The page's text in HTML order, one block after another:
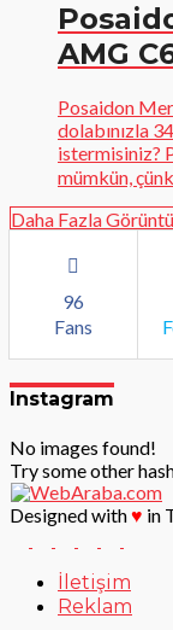
AMG
Posaidon
dolabınızla
istermisiniz?
mümkün,
Daha Fazla
96
Fans
Instagram
No images found!
Try some other
Designed with♥ in
İletişim
Reklam